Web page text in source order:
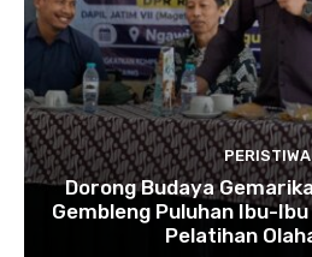
PERISTIWA
Dorong Budaya
Gembleng Puluhan Ibu-
Pelatihan